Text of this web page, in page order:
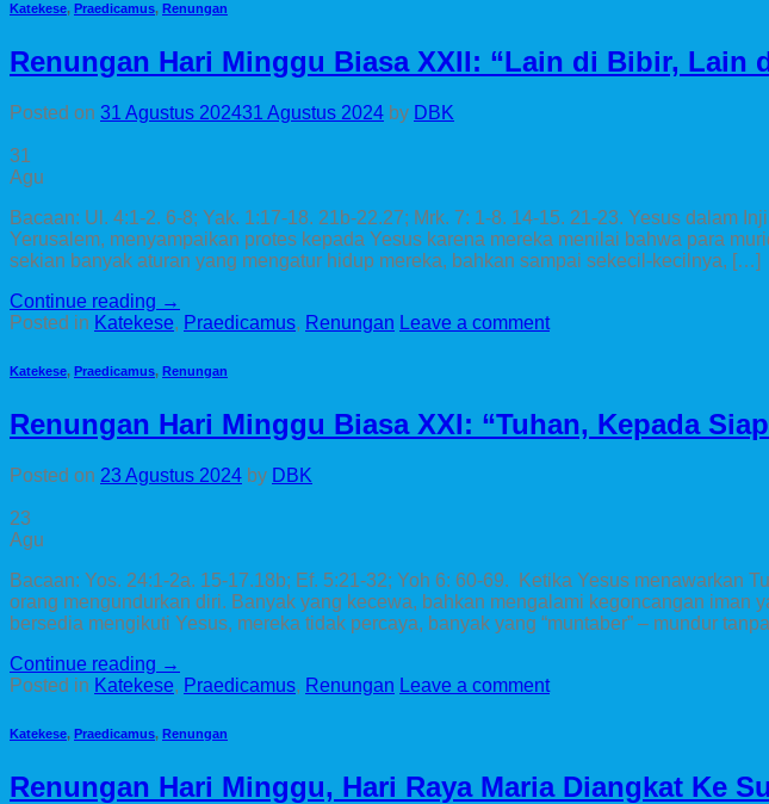
Katekese, Praedicamus, Renungan
Renungan Hari Minggu Biasa XXII: “Lain di Bibir, Lain
Posted on 31 Agustus 202431 Agustus 2024 by DBK
31
Agu
Bacaan: Ul. 4:1-2. 6-8; Yak. 1:17-18. 21b-22.27; Mrk. 7: 1-8. 14-15. 21-23. Yesus dalam
Yerusalem, menyampaikan protes kepada Yesus karena mereka menilai bahwa para
sekian banyak aturan yang mengatur hidup mereka, bahkan sampai sekecil-kecilnya, […]
Continue reading →
Posted in Katekese, Praedicamus, Renungan Leave a comment
Katekese, Praedicamus, Renungan
Renungan Hari Minggu Biasa XXI: “Tuhan, Kepada
Posted on 23 Agustus 2024 by DBK
23
Agu
Bacaan: Yos. 24:1-2a. 15-17.18b; Ef. 5:21-32; Yoh 6: 60-69. Ketika Yesus menawarkan
orang mengundurkan diri. Banyak yang kecewa, bahkan mengalami kegoncangan iman
bersedia mengikuti Yesus, mereka tidak percaya, banyak yang “muntaber” – mundur
Continue reading →
Posted in Katekese, Praedicamus, Renungan Leave a comment
Katekese, Praedicamus, Renungan
Renungan Hari Minggu, Hari Raya Maria Diangkat Ke